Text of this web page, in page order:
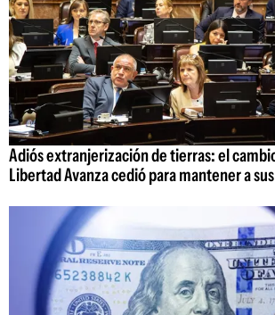
Adiós extranjerización de tierras: el
Libertad Avanza cedió para mantener a